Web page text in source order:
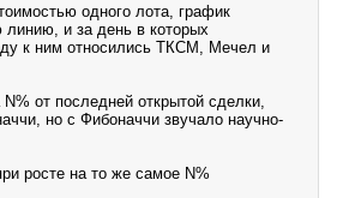
одного лота, график
линию, и за день в которых
к ним относились ТКСМ, Мечел и
от последней открытой сделки,
но с Фибоначчи звучало научно-
росте на то же самое N%